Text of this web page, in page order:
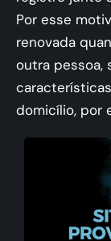
Por esse
renovada
outra pessoa,
domicílio, por